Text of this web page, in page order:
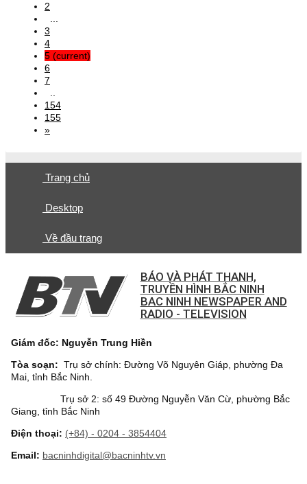
2
3
4
5 (current)
6
7
154
155
»
Trang chủ
Desktop
Về đầu trang
BÁO VÀ PHÁT THANH,
TRUYỀN HÌNH BẮC NINH
BAC NINH NEWSPAPER AND
RADIO - TELEVISION
Giám đốc: Nguyễn Trung Hiền
Tòa soạn: Trụ sở chính: Đường Võ Nguyên Giáp, phường Đa
Mai, tỉnh Bắc Ninh.
Trụ sở 2: số 49 Đường Nguyễn Văn Cừ, phường Bắc
Giang, tỉnh Bắc Ninh
Điện thoại: (+84) - 0204 - 3854404
Email: bacninhdigital@bacninhtv.vn